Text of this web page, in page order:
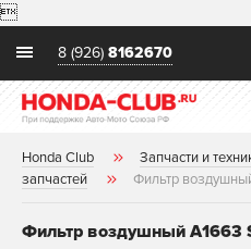

8 (926) 8162670
Honda Club Запчасти и
запчастей
Фильтр
Фильтр воздушный A1663